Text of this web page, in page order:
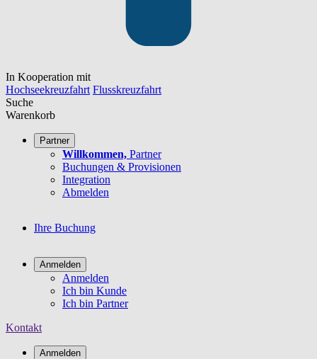
In Kooperation mit
Hochseekreuzfahrt Flusskreuzfahrt
Suche
Warenkorb
Partner
Willkommen, Partner
Buchungen & Provisionen
Integration
Abmelden
Ihre Buchung
Anmelden
Anmelden
Ich bin Kunde
Ich bin Partner
Kontakt
Anmelden